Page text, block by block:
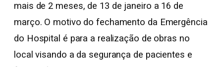
mais de 2 meses, de 13 de janeiro a 16 de
março. O motivo do fechamento da Emergência
do Hospital é para a realização de obras no
local visando a da segurança de pacientes e